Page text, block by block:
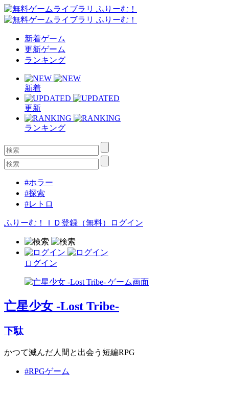
新着ゲーム
更新ゲーム
ランキング
新着
更新
ランキング
#ホラー
#探索
#レトロ
ふりーむ！ＩＤ登録（無料） ログイン
ログイン
亡星少女 -Lost Tribe-
下駄
かつて滅んだ人間と出会う短編RPG
#RPGゲーム